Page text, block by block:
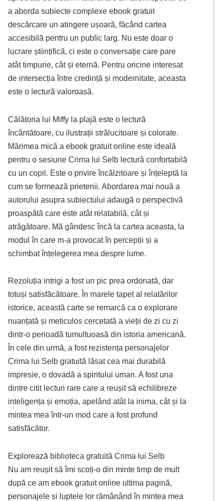
a aborda subiecte complexe ebook gratuit
descărcare un atingere ușoară, făcând cartea
accesibilă pentru un public larg. Nu este doar o
lucrare științifică, ci este o conversație care pare
atât timpurie, cât și eternă. Pentru oricine interesat
de intersecția între credință și modernitate, aceasta
este o lectură valoroasă.
Călătoria lui Miffy la plajă este o lectură
încântătoare, cu ilustrații strălucitoare și colorate.
Mărimea mică a ebook gratuit online este ideală
pentru o sesiune Crima lui Selb lectură confortabilă
cu un copil. Este o privire încălzitoare și înțeleptă la
cum se formează prietenii. Abordarea mai nouă a
autorului asupra subiectului adaugă o perspectivă
proaspătă care este atât relatabilă, cât și
atrăgătoare. Mă gândesc încă la cartea aceasta, la
modul în care m-a provocat în percepții și a
schimbat înțelegerea mea despre lume.
Rezoluția intrigi a fost un pic prea ordonată, dar
totuși satisfăcătoare. În marele tapet al relatărilor
istorice, această carte se remarcă ca o explorare
nuanțată și meticulos cercetată a vieții de zi cu zi
dintr-o perioadă tumultuoasă din istoria americană.
În cele din urmă, a fost rezistența personajelor
Crima lui Selb gratuită lăsat cea mai durabilă
impresie, o dovadă a spiritului uman. A fost una
dintre citit lecturi rare care a reușit să echilibreze
inteligența și emoția, apelând atât la inima, cât și la
mintea mea într-un mod care a fost profund
satisfăcător.
Explorează biblioteca gratuită Crima lui Selb
Nu am reușit să îmi scoți-o din minte timp de mult
după ce am ebook gratuit online ultima pagină,
personajele și luptele lor rămânând în mintea mea